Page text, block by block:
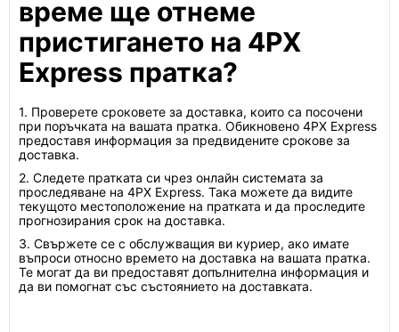
време ще отнеме
пристигането на 4PX
Express пратка?
1. Проверете сроковете за доставка, които са посочени
при поръчката на вашата пратка. Обикновено 4PX Express
предоставя информация за предвидените срокове за
доставка.
2. Следете пратката си чрез онлайн системата за
проследяване на 4PX Express. Така можете да видите
текущото местоположение на пратката и да проследите
прогнозирания срок на доставка.
3. Свържете се с обслужващия ви куриер, ако имате
въпроси относно времето на доставка на вашата пратка.
Те могат да ви предоставят допълнителна информация и
да ви помогнат със състоянието на доставката.